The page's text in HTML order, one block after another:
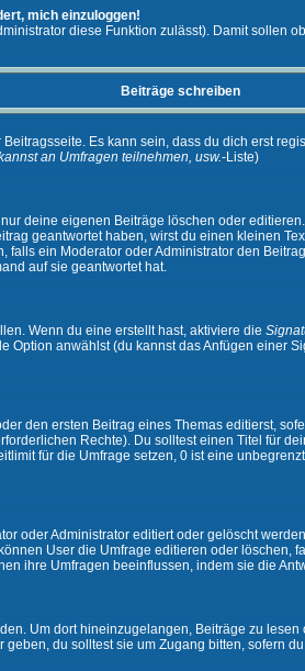
mich einzuloggen!
diese Funktion zulässt). Damit sollen
Beiträge schreiben
Es kann sein, dass du dich erst
an Umfragen teilnehmen, usw.-Liste)
deine eigenen Beiträge löschen oder
geantwortet haben, wirst du einen kleinen
ein Moderator oder Administrator den
auf sie geantwortet hat.
Wenn du eine erstellt hast, aktiviere die
anwählst (du kannst das Anfügen einer
den ersten Beitrag eines Themas editierst,
Rechte). Du solltest einen Titel für
für die Umfrage setzen, 0 ist eine
oder Administrator editiert oder gelöscht
User die Umfrage editieren oder
ihre Umfragen beeinflussen, indem sie die
Um dort hineinzugelangen, Beiträge zu
du solltest sie um Zugang bitten, sofern